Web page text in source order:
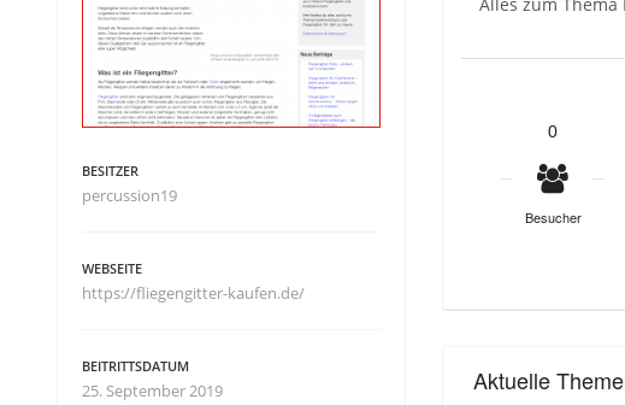
0
Besucher
Aktuelle
BESITZER
percussion19
WEBSEITE
https://fliegengitter-kaufen.de/
BEITRITTSDATUM
25. September 2019